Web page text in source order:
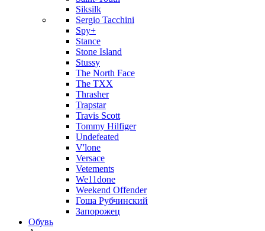
Siksilk
Sergio Tacchini
Spy+
Stance
Stone Island
Stussy
The North Face
The TXX
Thrasher
Trapstar
Travis Scott
Tommy Hilfiger
Undefeated
V'lone
Versace
Vetements
We11done
Weekend Offender
Гоша Рубчинский
Запорожец
Обувь